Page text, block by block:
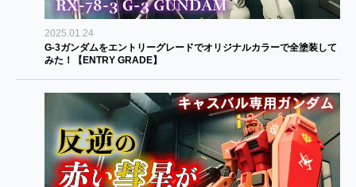
2025.01.24
G-3ガンダムをエントリーグレードでオリジナルカラーで全塗装して
みた！【ENTRY GRADE】